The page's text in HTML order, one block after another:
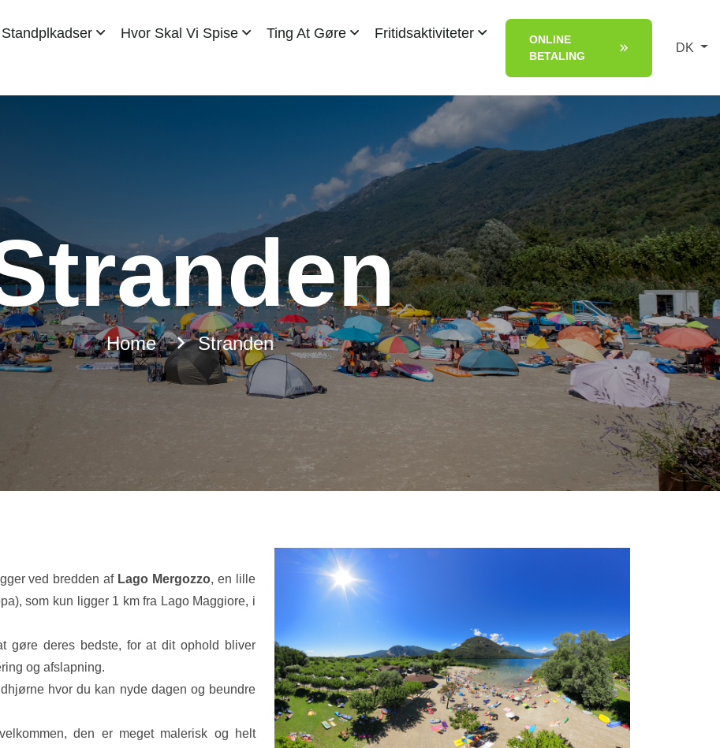
Hvor Skal Vi Spise Ting At Gøre
Fritidsaktiviteter
ONLINE
BETALING
DK
Home Stranden
ved bredden af Lago Mergozzo, en lille
som kun ligger 1 km fra Lago Maggiore, i
gøre deres bedste, for at dit ophold bliver
og afslapning.
hvor du kan nyde dagen og beundre
den er meget malerisk og helt